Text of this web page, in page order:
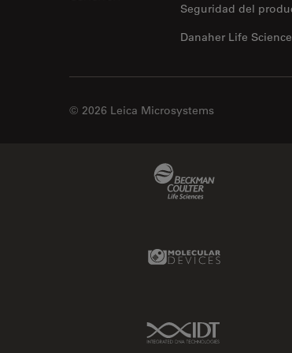
Seguridad del
Danaher Life
© 2026 Leica Microsystems
Molecular Devices
IDT Link